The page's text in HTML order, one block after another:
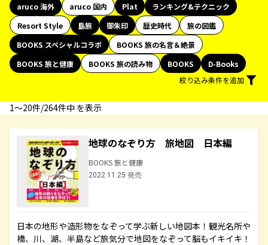
aruco 海外
aruco 国内 Plat
ランキング&テクニック
Resort Style
島旅 御朱印 歴史時代
旅の図鑑
BOOKS スペシャルコラボ
BOOKS 旅の名言＆絶景
BOOKS 旅と健康
BOOKS 旅の読み物 BOOKS
D-Books
絞り込み条件を追加
1〜20件/264件中 を表示
地球のなぞり方 旅地図 日本編
BOOKS 旅と健康
2022.11.25 発売
日本の地形や造形物をなぞって学ぶ新しい地図本！観光名所や
橋、川、湖、半島など旅気分で地図をなぞって脳もイキイキ！